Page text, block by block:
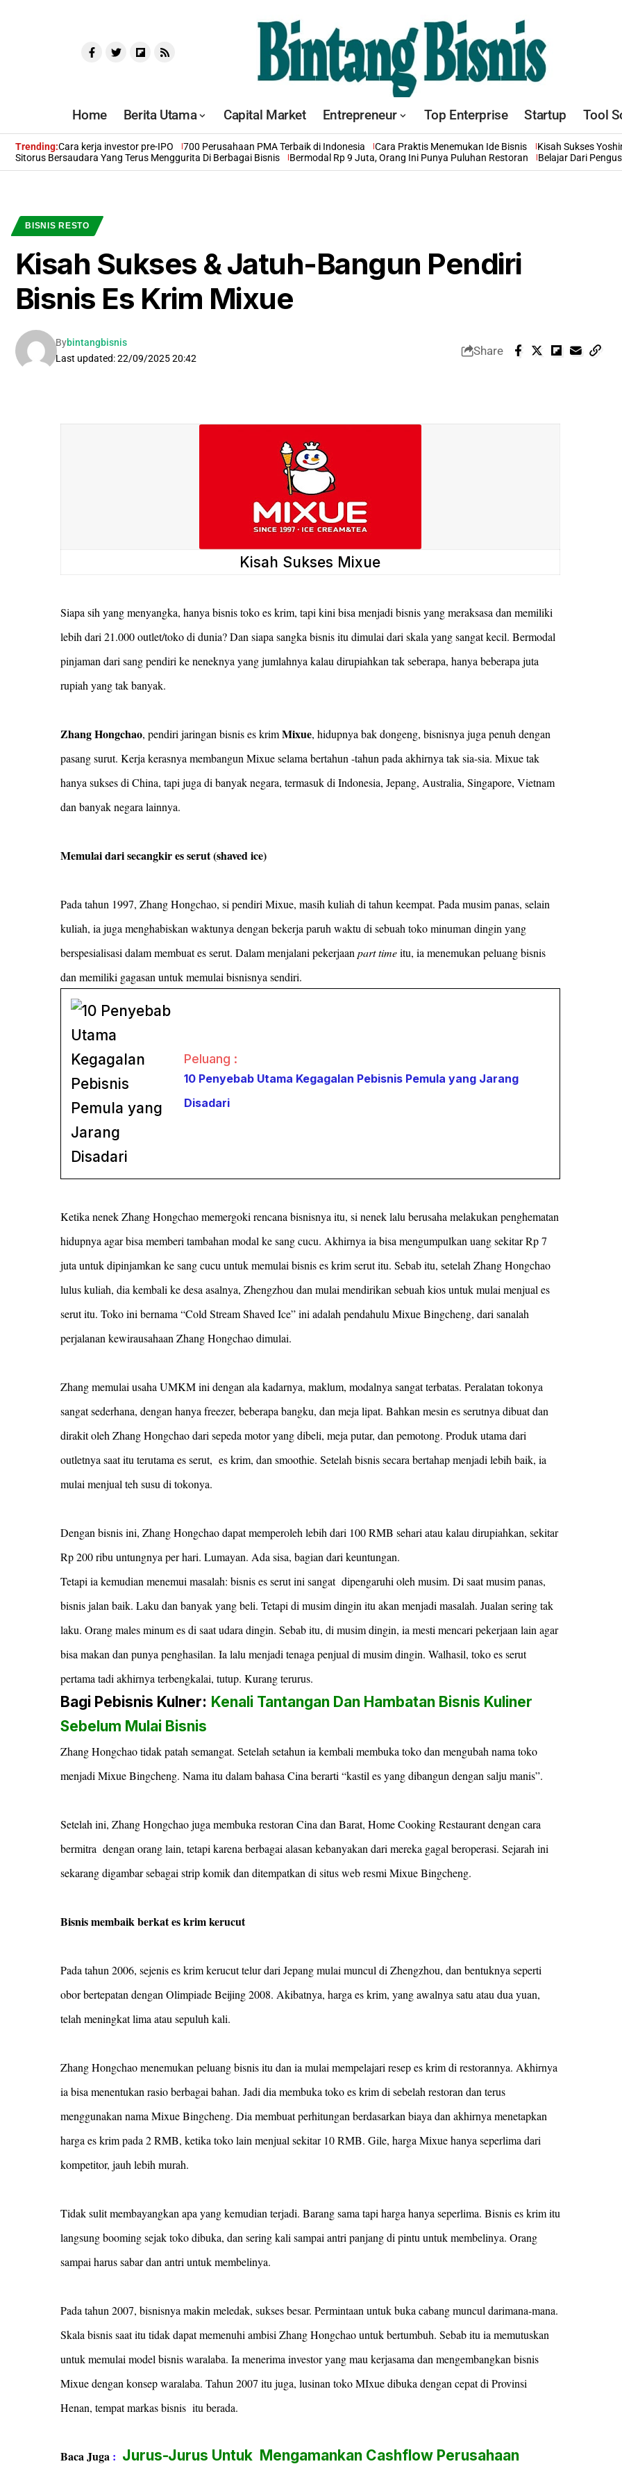
Home Berita Utama Capital Market Entrepreneur Top Enterprise Startup Tool
Trending:Cara kerja investor pre-IPO 700 Perusahaan PMA Terbaik di Indonesia Cara Praktis Menemukan Ide Bisnis Kisah Sukses
Sitorus Bersaudara Yang Terus Menggurita Di Berbagai Bisnis
Bermodal Rp 9 Juta, Orang Ini Punya Puluhan Restoran Belajar Dari
BISNIS RESTO
Kisah Sukses & Jatuh-Bangun Pendiri
Bisnis Es Krim Mixue
Last updated: 22/09/2025 20:42
Bybintangbisnis
Share
Kisah Sukses Mixue
Siapa sih yang menyangka, hanya bisnis toko es krim, tapi kini bisa menjadi bisnis yang meraksasa dan memiliki
lebih dari 21.000 outlet/toko di dunia? Dan siapa sangka bisnis itu dimulai dari skala yang sangat kecil. Bermodal
pinjaman dari sang pendiri ke neneknya yang jumlahnya kalau dirupiahkan tak seberapa, hanya beberapa juta
rupiah yang tak banyak.
Zhang Hongchao, pendiri jaringan bisnis es krimMixue, hidupnya bak dongeng, bisnisnya juga penuh dengan
pasang surut. Kerja kerasnya membangun Mixue selama bertahun -tahun pada akhirnya tak sia-sia. Mixue tak
hanya sukses di China, tapi juga di banyak negara, termasuk di Indonesia, Jepang, Australia, Singapore, Vietnam
dan banyak negara lainnya.
Memulai dari secangkir es serut (shaved ice)
Pada tahun 1997, Zhang Hongchao, si pendiri Mixue, masih kuliah di tahun keempat. Pada musim panas, selain
kuliah, ia juga menghabiskan waktunya dengan bekerja paruh waktu di sebuah toko minuman dingin yang
berspesialisasi dalam membuat es serut. Dalam menjalani pekerjaan part timeitu, ia menemukan peluang bisnis
dan memiliki gagasan untuk memulai bisnisnya sendiri.
Peluang :
10 Penyebab Utama Kegagalan Pebisnis Pemula yang Jarang
Disadari
Ketika nenek Zhang Hongchao memergoki rencana bisnisnya itu, si nenek lalu berusaha melakukan penghematan
hidupnya agar bisa memberi tambahan modal ke sang cucu. Akhirnya ia bisa mengumpulkan uang sekitar Rp 7
juta untuk dipinjamkan ke sang cucu untuk memulai bisnis es krim serut itu. Sebab itu, setelah Zhang Hongchao
lulus kuliah, dia kembali ke desa asalnya, Zhengzhou dan mulai mendirikan sebuah kios untuk mulai menjual es
serut itu. Toko ini bernama “Cold Stream Shaved Ice” ini adalah pendahulu Mixue Bingcheng, dari sanalah
perjalanan kewirausahaan Zhang Hongchao dimulai.
Zhang memulai usaha UMKM ini dengan ala kadarnya, maklum, modalnya sangat terbatas. Peralatan tokonya
sangat sederhana, dengan hanya freezer, beberapa bangku, dan meja lipat. Bahkan mesin es serutnya dibuat dan
dirakit oleh Zhang Hongchao dari sepeda motor yang dibeli, meja putar, dan pemotong. Produk utama dari
outletnya saat itu terutama es serut, es krim, dan smoothie. Setelah bisnis secara bertahap menjadi lebih baik, ia
mulai menjual teh susu di tokonya.
Dengan bisnis ini, Zhang Hongchao dapat memperoleh lebih dari 100 RMB sehari atau kalau dirupiahkan, sekitar
Rp 200 ribu untungnya per hari. Lumayan. Ada sisa, bagian dari keuntungan.
Tetapi ia kemudian menemui masalah: bisnis es serut ini sangat dipengaruhi oleh musim. Di saat musim panas,
bisnis jalan baik. Laku dan banyak yang beli. Tetapi di musim dingin itu akan menjadi masalah. Jualan sering tak
laku. Orang males minum es di saat udara dingin. Sebab itu, di musim dingin, ia mesti mencari pekerjaan lain agar
bisa makan dan punya penghasilan. Ia lalu menjadi tenaga penjual di musim dingin. Walhasil, toko es serut
pertama tadi akhirnya terbengkalai, tutup. Kurang terurus.
Bagi Pebisnis Kulner: Kenali Tantangan Dan Hambatan Bisnis Kuliner
Sebelum Mulai Bisnis
Zhang Hongchao tidak patah semangat. Setelah setahun ia kembali membuka toko dan mengubah nama toko
menjadi Mixue Bingcheng. Nama itu dalam bahasa Cina berarti “kastil es yang dibangun dengan salju manis”.
Setelah ini, Zhang Hongchao juga membuka restoran Cina dan Barat, Home Cooking Restaurant dengan cara
bermitra dengan orang lain, tetapi karena berbagai alasan kebanyakan dari mereka gagal beroperasi. Sejarah ini
sekarang digambar sebagai strip komik dan ditempatkan di situs web resmi Mixue Bingcheng.
Bisnis membaik berkat es krim kerucut
Pada tahun 2006, sejenis es krim kerucut telur dari Jepang mulai muncul di Zhengzhou, dan bentuknya seperti
obor bertepatan dengan Olimpiade Beijing 2008. Akibatnya, harga es krim, yang awalnya satu atau dua yuan,
telah meningkat lima atau sepuluh kali.
Zhang Hongchao menemukan peluang bisnis itu dan ia mulai mempelajari resep es krim di restorannya. Akhirnya
ia bisa menentukan rasio berbagai bahan. Jadi dia membuka toko es krim di sebelah restoran dan terus
menggunakan nama Mixue Bingcheng. Dia membuat perhitungan berdasarkan biaya dan akhirnya menetapkan
harga es krim pada 2 RMB, ketika toko lain menjual sekitar 10 RMB. Gile, harga Mixue hanya seperlima dari
kompetitor, jauh lebih murah.
Tidak sulit membayangkan apa yang kemudian terjadi. Barang sama tapi harga hanya seperlima. Bisnis es krim itu
langsung booming sejak toko dibuka, dan sering kali sampai antri panjang di pintu untuk membelinya. Orang
sampai harus sabar dan antri untuk membelinya.
Pada tahun 2007, bisnisnya makin meledak, sukses besar. Permintaan untuk buka cabang muncul darimana-mana.
Skala bisnis saat itu tidak dapat memenuhi ambisi Zhang Hongchao untuk bertumbuh. Sebab itu ia memutuskan
untuk memulai model bisnis waralaba. Ia menerima investor yang mau kerjasama dan mengembangkan bisnis
Mixue dengan konsep waralaba. Tahun 2007 itu juga, lusinan toko MIxue dibuka dengan cepat di Provinsi
Henan, tempat markas bisnis itu berada.
Baca Juga: Jurus-Jurus Untuk Mengamankan Cashflow Perusahaan